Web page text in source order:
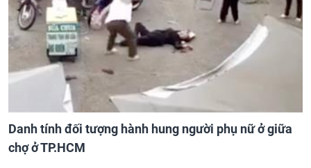
Danh tính đối tượng hành hung người phụ nữ ở giữa
chợ ở TP.HCM